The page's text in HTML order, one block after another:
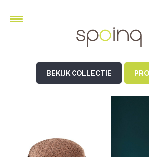
BEKIJK COLLECTIE